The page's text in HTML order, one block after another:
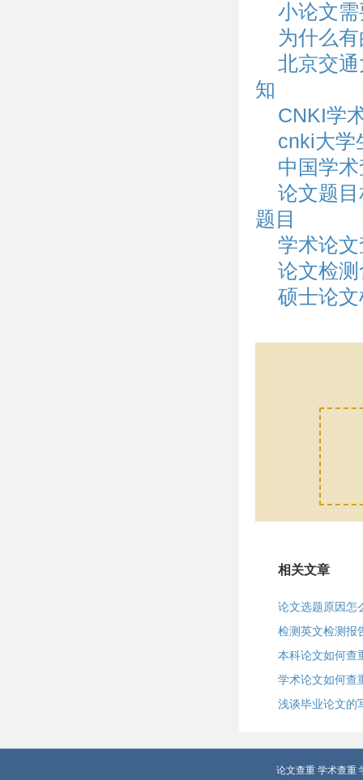
小论文
为什么
北京交
知
CNKI学
cnki大学
中国学
论文题
题目
学术论
论文检
硕士论
相关文章
论文选题原因怎
检测英文检测报
本科论文如何查
学术论文如何查
浅谈毕业论文的
论文查重 学术查重